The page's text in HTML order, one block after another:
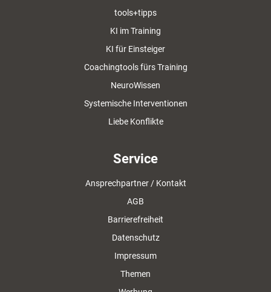
tools+tipps
KI im Training
KI für Einsteiger
Coachingtools fürs Training
NeuroWissen
Systemische Interventionen
Liebe Konflikte
Service
Ansprechpartner / Kontakt
AGB
Barrierefreiheit
Datenschutz
Impressum
Themen